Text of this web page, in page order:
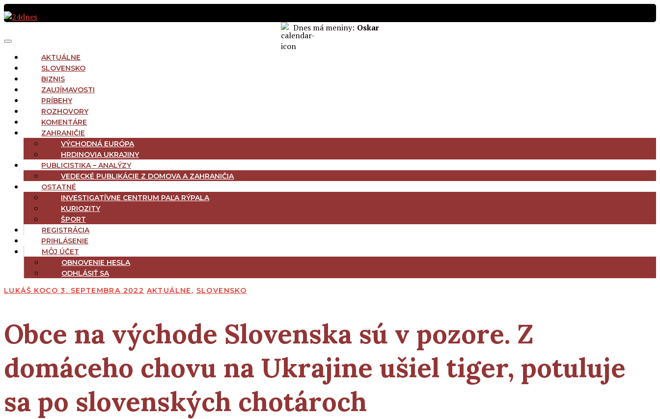
Preskočiť
na
Dnes má meniny: Oskar
Menu
AKTUÁLNE
SLOVENSKO
BIZNIS
ZAUJÍMAVOSTI
PRÍBEHY
ROZHOVORY
KOMENTÁRE
ZAHRANIČIE
VÝCHODNÁ EURÓPA
HRDINOVIA UKRAJINY
PUBLICISTIKA – ANALÝZY
VEDECKÉ PUBLIKÁCIE Z DOMOVA A ZAHRANIČIA
OSTATNÉ
INVESTIGATÍVNE CENTRUM PAĽA RÝPALA
KURIOZITY
ŠPORT
REGISTRÁCIA
PRIHLÁSENIE
MÔJ ÚČET
OBNOVENIE HESLA
ODHLÁSIŤ SA
LUKÁŠ KOCO3. SEPTEMBRA 2022 AKTUÁLNE , SLOVENSKO
Obce na východe Slovenska sú v pozore. Z
domáceho chovu na Ukrajine ušiel tiger, potuluje
sa po slovenských chotároch